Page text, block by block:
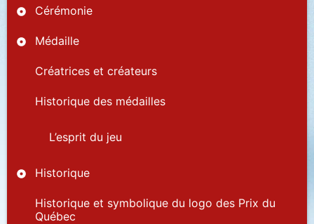
Cérémonie
Médaille
Créatrices et créateurs
Historique des médailles
L’esprit du jeu
Historique
Historique et symbolique du logo des Prix du
Québec